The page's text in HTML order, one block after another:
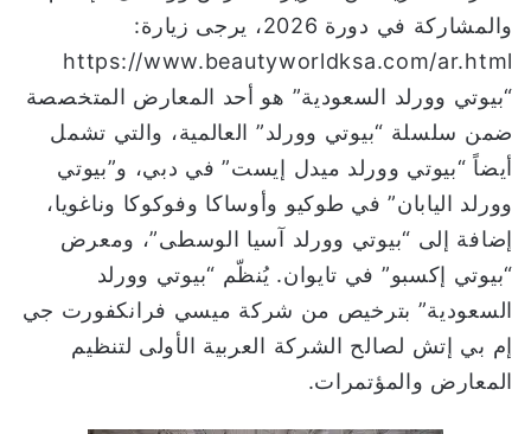
والمشاركة في دورة 2026، يرجى زيارة:
https://www.beautyworldksa.com/ar.html
“بيوتي وورلد السعودية” هو أحد المعارض المتخصصة
ضمن سلسلة “بيوتي وورلد” العالمية، والتي تشمل
أيضاً “بيوتي وورلد ميدل إيست” في دبي، و”بيوتي
وورلد اليابان” في طوكيو وأوساكا وفوكوكا وناغويا،
إضافة إلى “بيوتي وورلد آسيا الوسطى”، ومعرض
“بيوتي إكسبو” في تايوان. يُنظّم “بيوتي وورلد
السعودية” بترخيص من شركة ميسي فرانكفورت جي
إم بي إتش لصالح الشركة العربية الأولى لتنظيم
المعارض والمؤتمرات.